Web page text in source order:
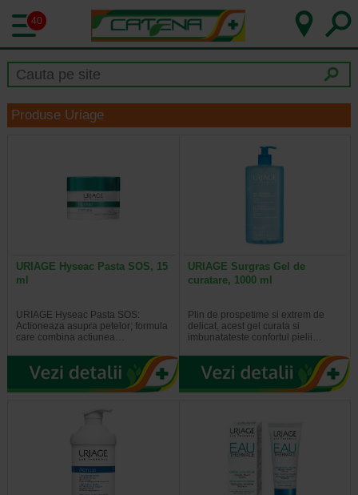
40
Produse Uriage
URIAGE Hyseac Pasta SOS, 15
ml
URIAGE Hyseac Pasta SOS:
Actioneaza asupra petelor; formula
care combina actiunea…
URIAGE Surgras Gel de
curatare, 1000 ml
Plin de prospetime si extrem de
delicat, acest gel curata si
imbunatateste confortul pielii…